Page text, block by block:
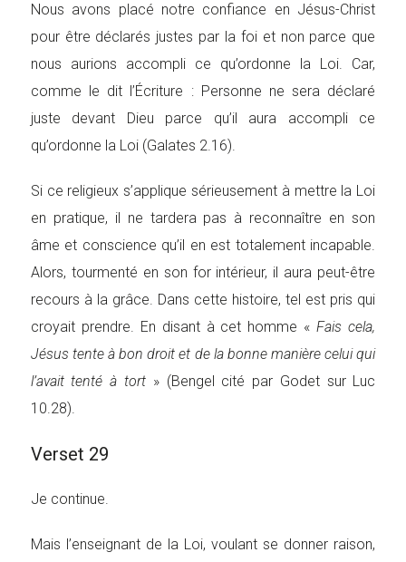
Nous avons placé notre confiance en Jésus-Christ
pour être déclarés justes par la foi et non parce que
nous aurions accompli ce qu’ordonne la Loi. Car,
comme le dit l’Écriture : Personne ne sera déclaré
juste devant Dieu parce qu’il aura accompli ce
qu’ordonne la Loi (Galates 2.16).
Si ce religieux s’applique sérieusement à mettre la Loi
en pratique, il ne tardera pas à reconnaître en son
âme et conscience qu’il en est totalement incapable.
Alors, tourmenté en son for intérieur, il aura peut-être
recours à la grâce. Dans cette histoire, tel est pris qui
croyait prendre. En disant à cet homme « Fais cela,
Jésus tente à bon droit et de la bonne manière celui qui
l’avait tenté à tort» (Bengel cité par Godet sur Luc
10.28).
Verset 29
Je continue.
Mais l’enseignant de la Loi, voulant se donner raison,